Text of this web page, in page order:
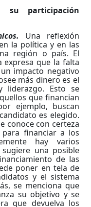
su participación
Una reflexión
la política y en las
región o país. El
expresa que la falta
impacto negativo
más dinero es el
liderazgo. Esto se
que financian
ejemplo, buscan
es elegido.
conoce con certeza
financiar a los
hay varios
una posible
de las
poner en tela de
y el sistema
se menciona que
su objetivo y se
que devuelva los